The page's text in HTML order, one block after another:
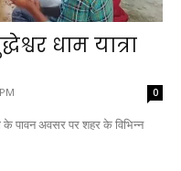
धाम यात्रा
0
पावन अवसर पर शहर के विभिन्न